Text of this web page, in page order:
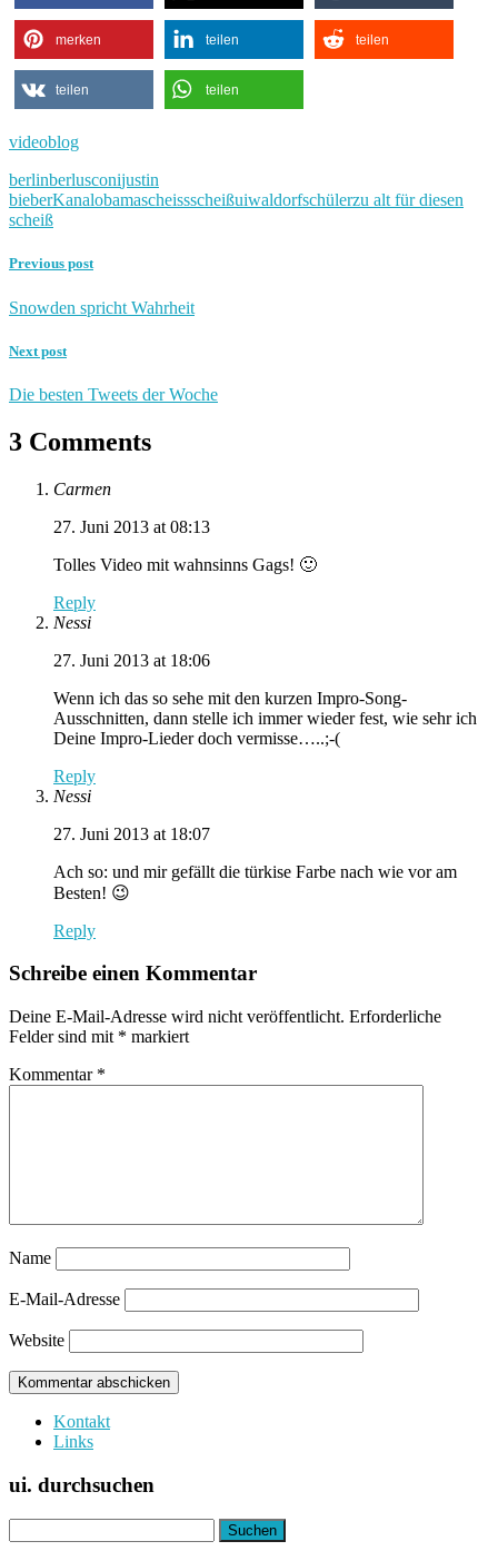
merken teilen teilen
teilen teilen
videoblog
berlinberlusconijustin
bieberKanalobamascheissscheißuiwaldorfschülerzu alt für diesen
scheiß
Previous post
Snowden spricht Wahrheit
Next post
Die besten Tweets der Woche
3 Comments
Carmen
27. Juni 2013 at 08:13
Tolles Video mit wahnsinns Gags! 🙂
Reply
Nessi
27. Juni 2013 at 18:06
Wenn ich das so sehe mit den kurzen Impro-Song-
Ausschnitten, dann stelle ich immer wieder fest, wie sehr ich
Deine Impro-Lieder doch vermisse…..;-(
Reply
Nessi
27. Juni 2013 at 18:07
Ach so: und mir gefällt die türkise Farbe nach wie vor am
Besten! 😉
Reply
Schreibe einen Kommentar
Deine E-Mail-Adresse wird nicht veröffentlicht. Erforderliche
Felder sind mit * markiert
Kommentar *
Name
E-Mail-Adresse
Website
Kontakt
Links
ui. durchsuchen
nach: